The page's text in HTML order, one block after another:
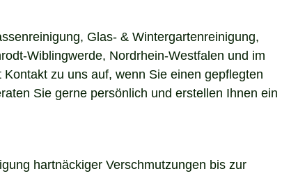
Glas- & Wintergartenreinigung,
Wiblingwerde, Nordrhein-Westfalen und im
zu uns auf, wenn Sie einen gepflegten
Sie gerne persönlich und erstellen Ihnen ein
hartnäckiger Verschmutzungen bis zur